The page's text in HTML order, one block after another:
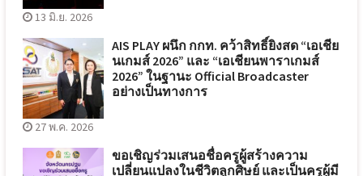
13 มิ.ย. 2026
AIS PLAY ผนึก กกท. คว้าสิทธิ์ยิงสด “เอเชีย
นเกมส์ 2026” และ “เอเชียนพาราเกมส์
2026” ในฐานะ Official Broadcaster
อย่างเป็นทางการ
27 พ.ค. 2026
ขอเชิญร่วมเสนอชื่อครูผู้สร้างความ
เปลี่ยนแปลงในชีวิตลูกศิษย์ และเป็นครูผู้มี